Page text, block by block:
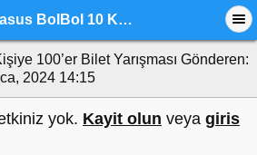
Pegasus BolBol 10 Kişiye 100’er Bilet Yarışması
100’er Bilet Yarışması Gönderen:
2024 14:15
yok. Kayit olun veya giris